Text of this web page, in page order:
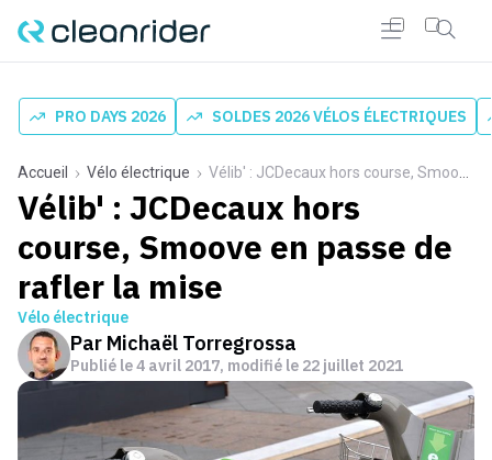
PRO DAYS 2026 SOLDES 2026 VÉLOS ÉLECTRIQUES
Accueil Vélo électrique Vélib' : JCDecaux hors course, Smoove en passe de rafler la mise
Vélib' : JCDecaux hors
course, Smoove en passe de
rafler la mise
Vélo électrique
Par Michaël Torregrossa
Publié le4 avril 2017, modifié le 22 juillet 2021